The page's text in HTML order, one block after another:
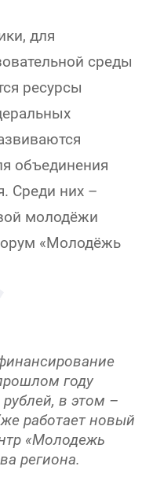
для
среды
ресурсы
объединения
Среди них –
молодёжи
«Молодёжь
году
в этом –
работает новый
«Молодежь
региона.